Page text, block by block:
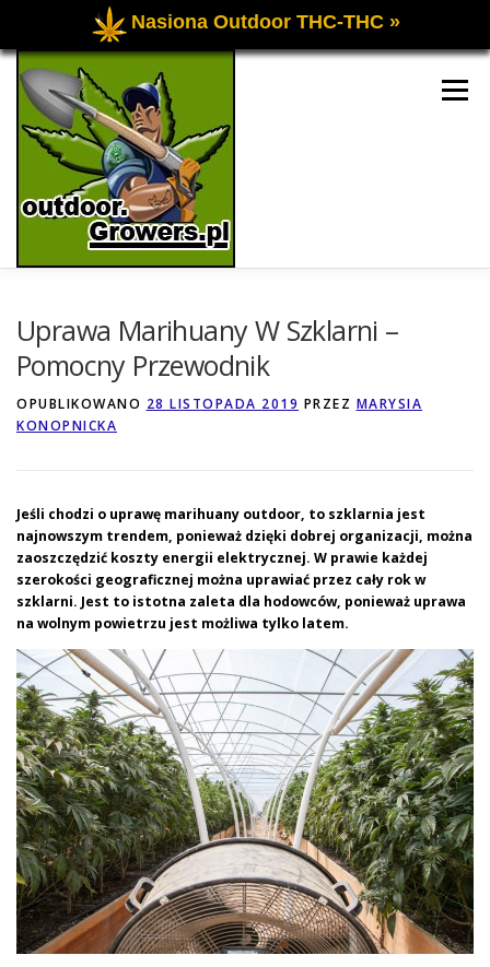
Nasiona Outdoor THC-THC »
Przejdź
treści
Menu
Uprawa Marihuany W Szklarni –
Pomocny Przewodnik
OPUBLIKOWANO 28 LISTOPADA 2019 PRZEZ MARYSIA
KONOPNICKA
Jeśli chodzi o uprawę marihuany outdoor, to szklarnia jest
najnowszym trendem, ponieważ dzięki dobrej organizacji, można
zaoszczędzić koszty energii elektrycznej. W prawie każdej
szerokości geograficznej można uprawiać przez cały rok w
szklarni. Jest to istotna zaleta dla hodowców, ponieważ uprawa
na wolnym powietrzu jest możliwa tylko latem.